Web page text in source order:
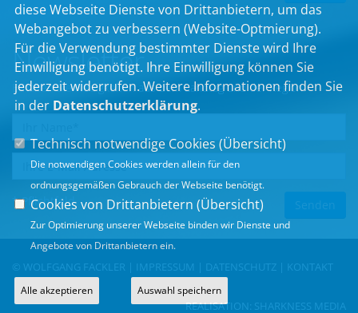
Newsletter
Erhalten Sie Neuigkeiten aus dem Landtag und der Region.
* Pflichtfeld
© WOLFGANG FACKLER | IMPRESSUM DATENSCHUTZ KONTAKT
REALISATION: SHARKNESS MEDIA
diese Webseite Dienste von Drittanbietern, um das
Webangebot zu verbessern (Website-Optmierung).
Für die Verwendung bestimmter Dienste wird Ihre
Einwilligung benötigt. Ihre Einwilligung können Sie
jederzeit widerrufen. Weitere Informationen finden Sie
in der Datenschutzerklärung.
Technisch notwendige Cookies (Übersicht)
Die notwendigen Cookies werden allein für den
ordnungsgemäßen Gebrauch der Webseite benötigt.
Cookies von Drittanbietern (Übersicht)
Zur Optimierung unserer Webseite binden wir Dienste und
Angebote von Drittanbietern ein.
Alle akzeptieren Auswahl speichern